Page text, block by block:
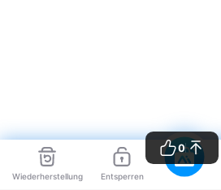
Wiederherstellung Entsperren
0